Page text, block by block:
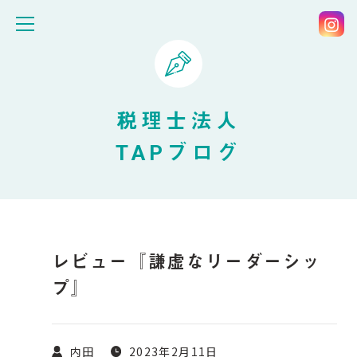
税理士法人
TAPブログ
レビュー『謙虚なリーダーシッ
プ』
内田 2023年2月11日